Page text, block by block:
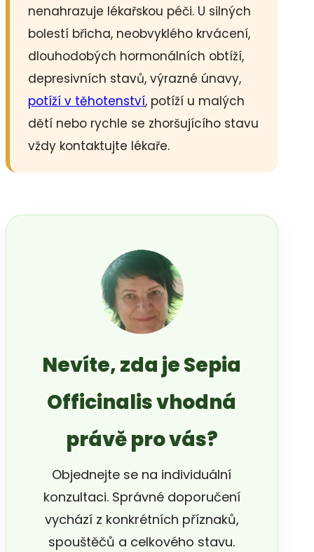
nenahrazuje lékařskou péči. U silných
bolestí břicha, neobvyklého krvácení,
dlouhodobých hormonálních obtíží,
depresivních stavů, výrazné únavy,
potíží v těhotenství, potíží u malých
dětí nebo rychle se zhoršujícího stavu
vždy kontaktujte lékaře.
Nevíte, zda je Sepia
Officinalis vhodná
právě pro vás?
Objednejte se na individuální
konzultaci. Správné doporučení
vychází z konkrétních příznaků,
spouštěčů a celkového stavu.